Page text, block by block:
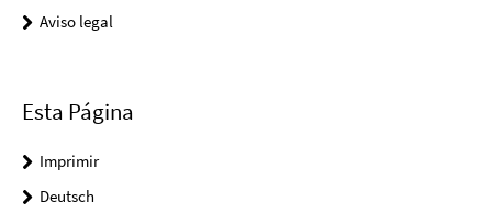
Aviso legal
Esta Página
Imprimir
Deutsch